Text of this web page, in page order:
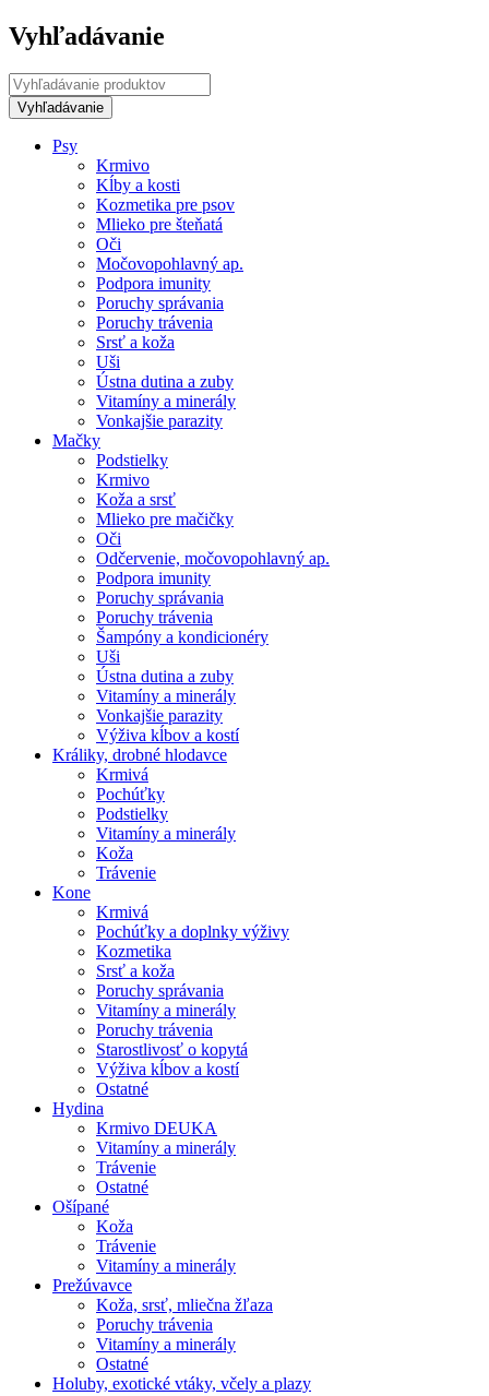
Vyhľadávanie
Psy
Krmivo
Kĺby a kosti
Kozmetika pre psov
Mlieko pre šteňatá
Oči
Močovopohlavný ap.
Podpora imunity
Poruchy správania
Poruchy trávenia
Srsť a koža
Uši
Ústna dutina a zuby
Vitamíny a minerály
Vonkajšie parazity
Mačky
Podstielky
Krmivo
Koža a srsť
Mlieko pre mačičky
Oči
Odčervenie, močovopohlavný ap.
Podpora imunity
Poruchy správania
Poruchy trávenia
Šampóny a kondicionéry
Uši
Ústna dutina a zuby
Vitamíny a minerály
Vonkajšie parazity
Výživa kĺbov a kostí
Králiky, drobné hlodavce
Krmivá
Pochúťky
Podstielky
Vitamíny a minerály
Koža
Trávenie
Kone
Krmivá
Pochúťky a doplnky výživy
Kozmetika
Srsť a koža
Poruchy správania
Vitamíny a minerály
Poruchy trávenia
Starostlivosť o kopytá
Výživa kĺbov a kostí
Ostatné
Hydina
Krmivo DEUKA
Vitamíny a minerály
Trávenie
Ostatné
Ošípané
Koža
Trávenie
Vitamíny a minerály
Prežúvavce
Koža, srsť, mliečna žľaza
Poruchy trávenia
Vitamíny a minerály
Ostatné
Holuby, exotické vtáky, včely a plazy